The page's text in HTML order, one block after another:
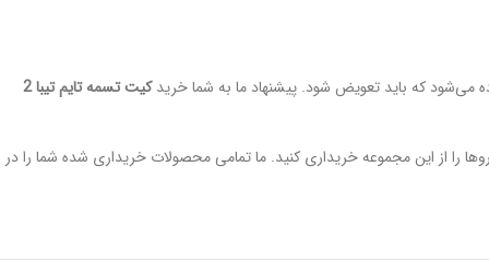
می‌شود که باید تعویض شود. پیشنهاد ما به شما خرید
کیت تسمه تایم تیبا 2
را از این مجموعه خریداری کنید. ما تمامی محصولات خریداری شده شما را در